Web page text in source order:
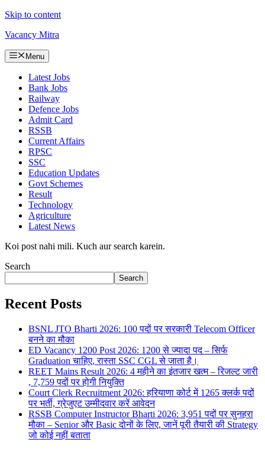
Skip to content
Vacancy Mitra
Menu
Latest Jobs
Bank Jobs
Railway
Defence Jobs
Admit Card
RSSB
Current Affairs
RPSC
SSC
Education Updates
Govt Schemes
Result
Technology
Agriculture
Latest News
Koi post nahi mili. Kuch aur search karein.
Search
Search
Recent Posts
BSNL JTO Bharti 2026: 100 पदों पर सरकारी Telecom Officer
बनने का मौका
ED Vacancy 1200 Post 2026: 1200 से ज्यादा पद – सिर्फ
Graduation चाहिए, रास्ता SSC CGL से जाता है।
REET Mains Result 2026: 4 महीने का इंतजार खत्म – रिजल्ट जारी
, 7,759 पदों पर होगी नियुक्ति
Court Clerk Recruitment 2026: हरियाणा कोर्ट में 1265 क्लर्क पदों
पर भर्ती, ग्रेजुएट उम्मीदवार करें आवेदन
RSSB Computer Instructor Bharti 2026: 3,951 पदों पर सुनहरा
मौका – Senior और Basic दोनों के लिए, जानें पूरी तैयारी की Strategy
जो कोई नहीं बताता